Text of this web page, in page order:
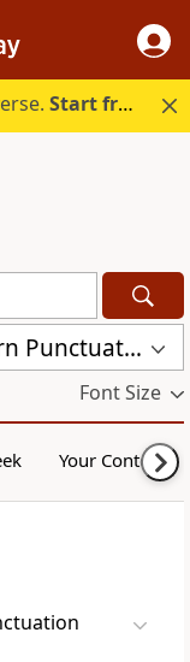
Start free.
Chinese Union Version Modern Punctuation (Simplified) (CUVMPS)
Font Size
Your Content